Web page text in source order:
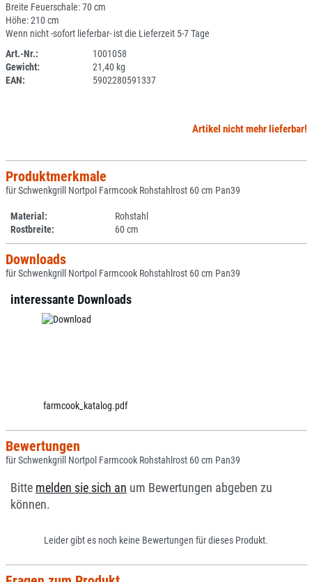
Breite Feuerschale: 70 cm
Höhe: 210 cm
Wenn nicht -sofort lieferbar- ist die Lieferzeit 5-7 Tage
Art.-Nr.:
1001058
Gewicht:
21,40 kg
EAN:
5902280591337
Artikel nicht mehr lieferbar!
Produktmerkmale
für Schwenkgrill Nortpol Farmcook Rohstahlrost 60 cm Pan39
Material:
Rohstahl
Rostbreite:
60 cm
Downloads
für Schwenkgrill Nortpol Farmcook Rohstahlrost 60 cm Pan39
interessante Downloads
farmcook_katalog.pdf
Bewertungen
für Schwenkgrill Nortpol Farmcook Rohstahlrost 60 cm Pan39
Bitte melden sie sich an um Bewertungen abgeben zu
können.
Leider gibt es noch keine Bewertungen für dieses Produkt.